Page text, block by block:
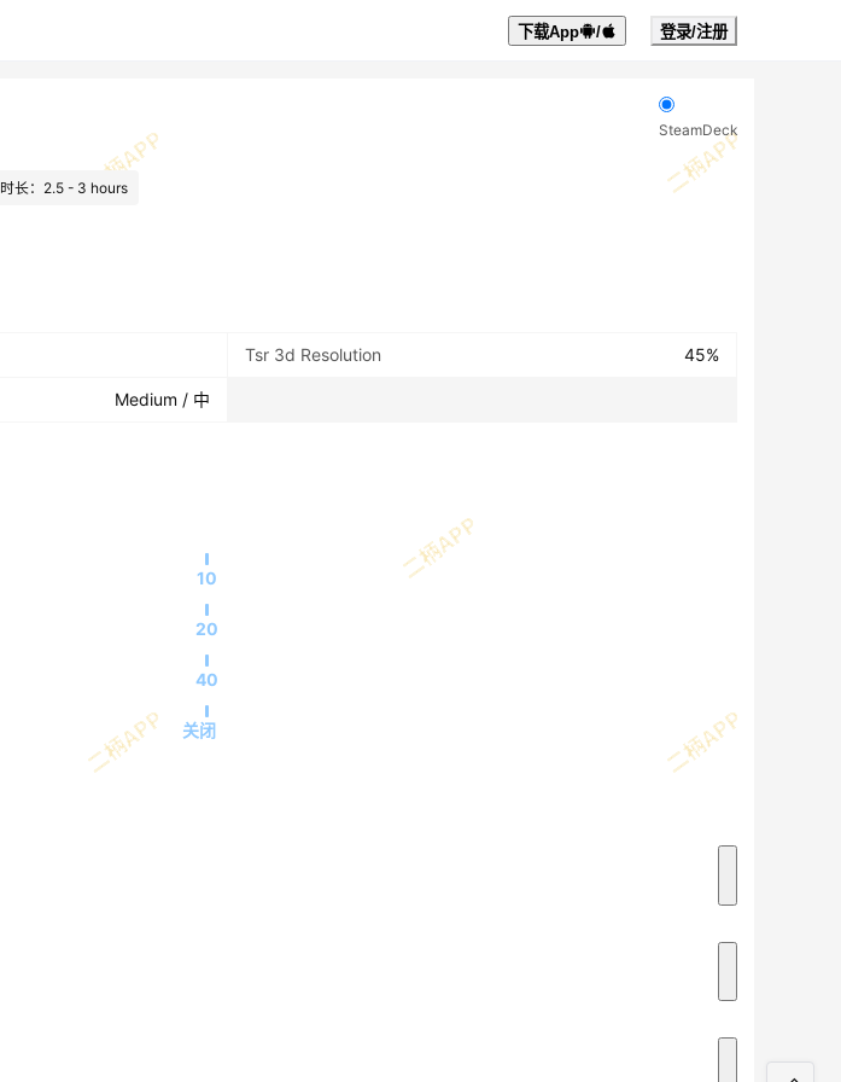
下载App / 登录/注册
SteamDeck
时长：2.5 - 3 hours
Tsr 3d Resolution 45%
Medium / 中
10
20
40
关闭